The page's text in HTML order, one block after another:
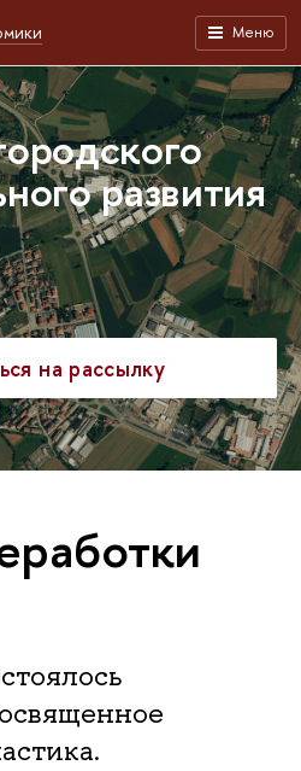
Меню
развития
на рассылку